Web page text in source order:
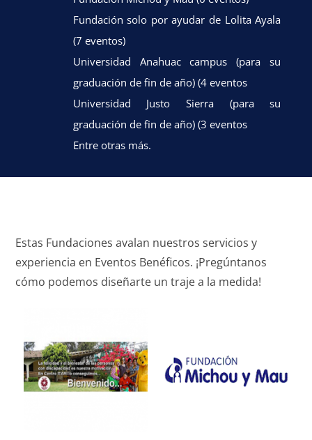
Fundación solo por ayudar de Lolita Ayala
(7 eventos)
Universidad Anahuac campus (para su
graduación de fin de año) (4 eventos
Universidad Justo Sierra (para su
graduación de fin de año) (3 eventos
Entre otras más.
Estas Fundaciones avalan nuestros servicios y
experiencia en Eventos Benéficos. ¡Pregúntanos
cómo podemos diseñarte un traje a la medida!